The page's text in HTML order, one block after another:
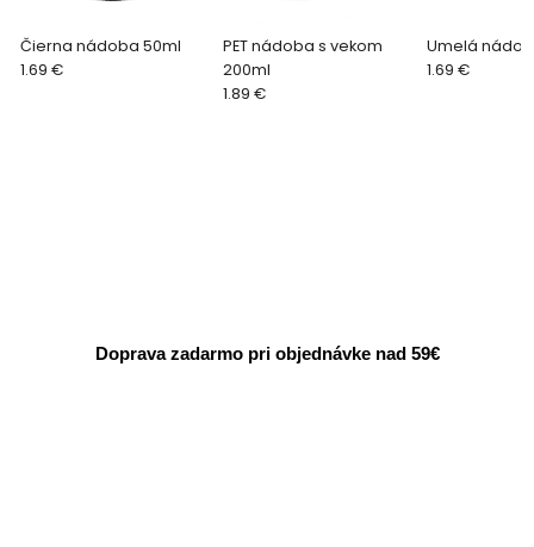
Čierna nádoba 50ml
1.69 €
PET nádoba s vekom
200ml
1.89 €
Umelá
1.69 €
Doprava zadarmo pri objednávke nad 59€